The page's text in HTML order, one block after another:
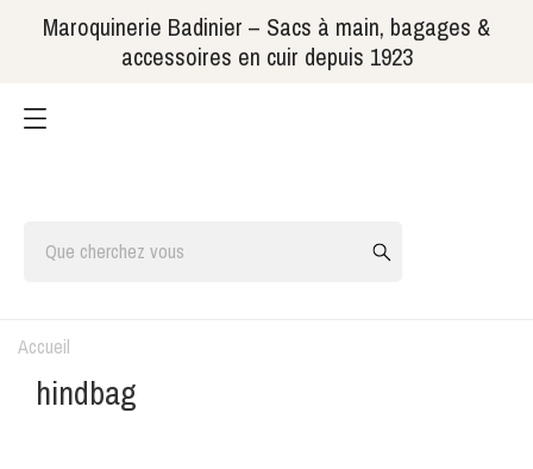
Maroquinerie Badinier – Sacs à main, bagages &
accessoires en cuir depuis 1923
Accueil
hindbag